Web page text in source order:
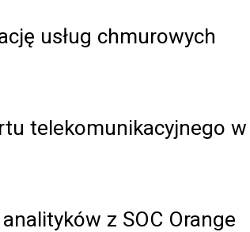
usług chmurowych
telekomunikacyjnego w
z SOC Orange